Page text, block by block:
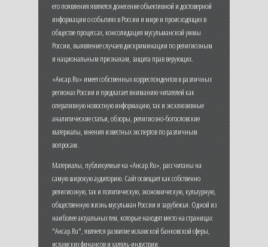
его появления является донесение объективной и достоверной
информации о событиях в России и мире и происходящих в
обществе процессах, консолидация мусульманской уммы
России, выявление случаев дискриминации по религиозным
и национальным признакам, защита прав верующих.
«Ансар.Ru» имеет собственных корреспондентов в различных
регионах России и предлагает вниманию читателей как
оперативную новостную информацию, так и эксклюзивные
аналитические статьи, обзоры, религиозно-богословские
материалы, мнения известных экспертов по различным
вопросам.
Материалы, публикуемые на «Ансар.Ru», рассчитаны на
самую широкую аудиторию. Сайт освещает как собственно
религиозную, так и политическую, экономическую, культурную,
общественную жизнь мусульман России и зарубежья. Одной из
наиболее актуальных тем, которые находят место на страницах
"Ансар.Ru", является развитие исламской банковской сферы,
исламских финансов и халяль-индустрии.